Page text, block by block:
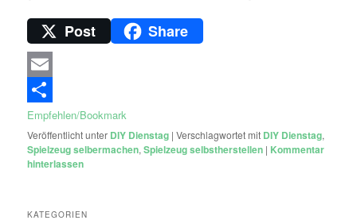
Post Share
Email
Empfehlen/Bookmark
Veröffentlicht unter DIY Dienstag |Verschlagwortet mit DIY Dienstag,
Spielzeug selbermachen,Spielzeug selbstherstellen | Kommentar
hinterlassen
KATEGORIEN